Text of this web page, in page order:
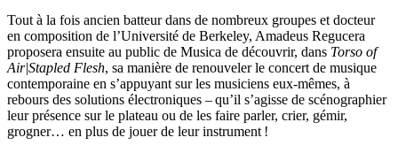
Tout à la fois ancien batteur dans de nombreux groupes et docteur
en composition de l’Université de Berkeley, Amadeus Regucera
proposera ensuite au public de Musica de découvrir, dans Torso of
Air|Stapled Flesh, sa manière de renouveler le concert de musique
contemporaine en s’appuyant sur les musiciens eux-mêmes, à
rebours des solutions électroniques – qu’il s’agisse de scénographier
leur présence sur le plateau ou de les faire parler, crier, gémir,
grogner… en plus de jouer de leur instrument !